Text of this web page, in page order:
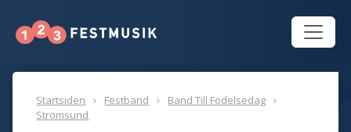
Startsiden Festband
Band Till Födelsedag
Strömsund